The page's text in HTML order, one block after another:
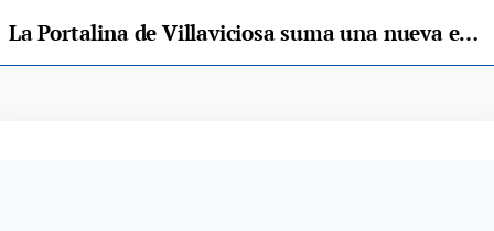
La Portalina de Villaviciosa suma una nueva estrella de La Ruta Española del Buen Pan